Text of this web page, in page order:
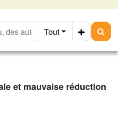
Tout
et mauvaise réduction